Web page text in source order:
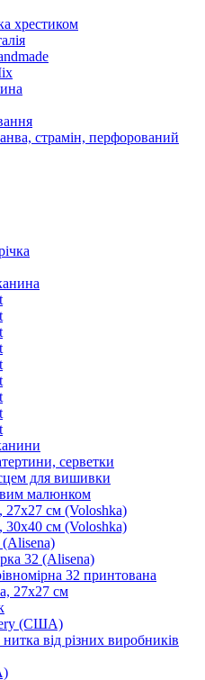
хрестиком
страмін, перфорований
серветки
для вишивки
малюнком
27х27 см (Voloshka)
30х40 см (Voloshka)
(Alisena)
32 (Alisena)
32 принтована
27х27 см
(США)
від різних виробників